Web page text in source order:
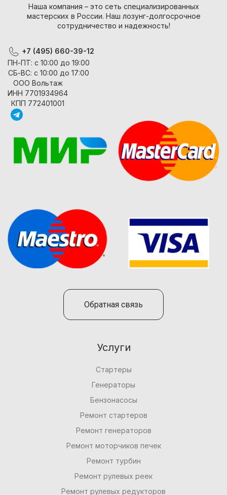
Наша компания – это сеть специализированных
мастерских в России. Наш лозунг-долгосрочное
сотрудничество и надежность!
+7 (495) 660-39-12
ПН-ПТ: с 10:00 до 19:00
СБ-ВС: с 10:00 до 17:00
ООО Вольтаж
ИНН 7701934964
КПП 772401001
Обратная связь
Услуги
Стартеры
Генераторы
Бензонасосы
Ремонт стартеров
Ремонт генераторов
Ремонт моторчиков печек
Ремонт турбин
Ремонт рулевых реек
Ремонт рулевых редукторов